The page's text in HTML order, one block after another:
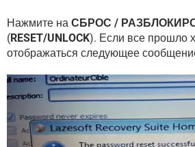
Нажмите на СБРОС /
(RESET/UNLOCK). Если все прошло
отображаться следующее